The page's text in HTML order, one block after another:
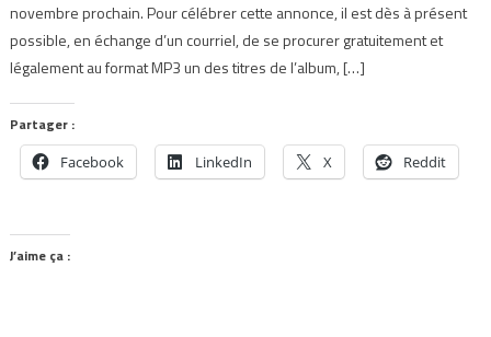
novembre prochain. Pour célébrer cette annonce, il est dès à présent
possible, en échange d’un courriel, de se procurer gratuitement et
légalement au format MP3 un des titres de l’album, […]
Partager :
Facebook LinkedIn X Reddit
J’aime ça :